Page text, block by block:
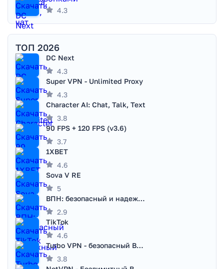
4.3
ТОП 2026
DC Next
4.3
Super VPN - Unlimited Proxy
4.3
Character AI: Chat, Talk, Text
3.8
90 FPS + 120 FPS (v3.6)
3.7
1XBET
4.6
Sova V RE
5
ВПН: безопасный и надежный VPN
2.9
TikTok
4.6
Turbo VPN - безопасный ВПН
3.8